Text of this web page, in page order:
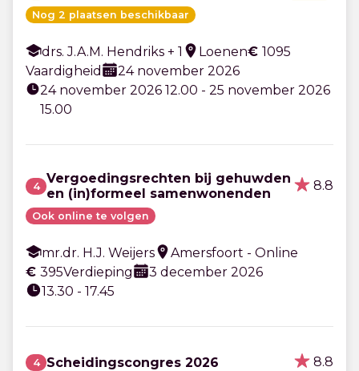
Nog 2 plaatsen beschikbaar
drs. J.A.M. Hendriks + 1 Loenen€ 1095
Vaardigheid
24 november 2026
24 november 2026 12.00 - 25 november 2026
15.00
4 Vergoedingsrechten bij gehuwden
en (in)formeel samenwonenden
8.8
Ook online te volgen
mr.dr. H.J. Weijers
Amersfoort - Online
€ 395Verdieping
3 december 2026
13.30 - 17.45
4 Scheidingscongres 2026 8.8